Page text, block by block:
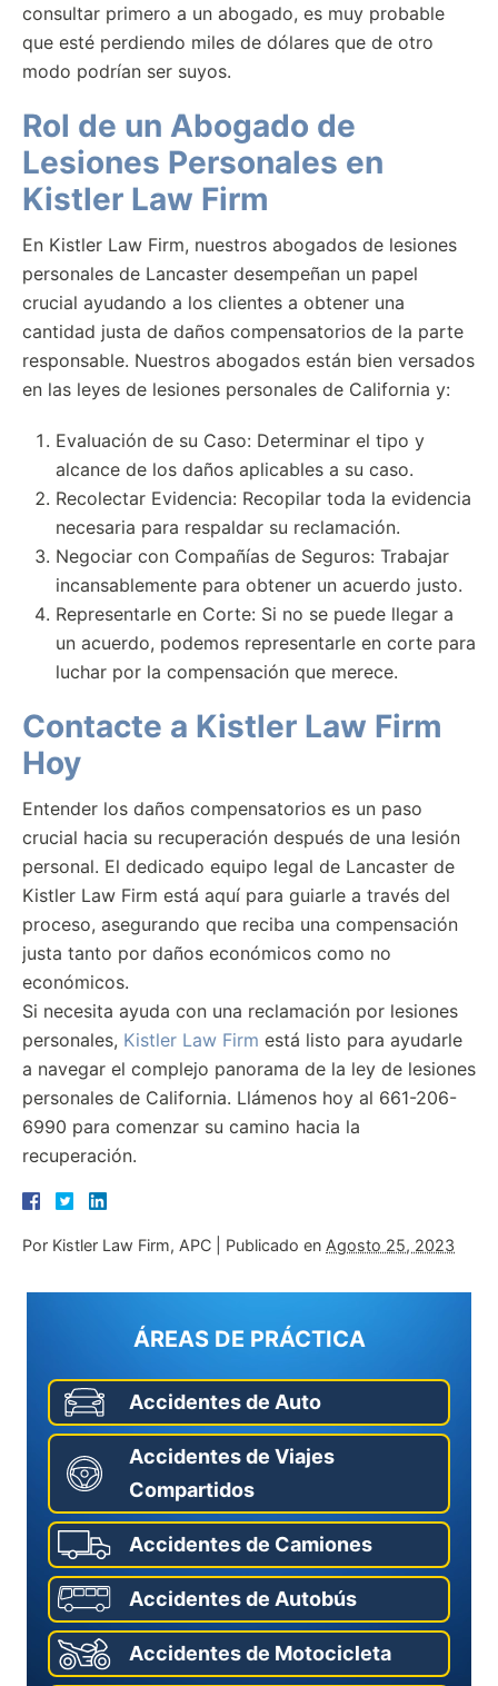
consultar primero a un abogado, es muy probable
que esté perdiendo miles de dólares que de otro
modo podrían ser suyos.
Rol de un Abogado de
Lesiones Personales en
Kistler Law Firm
En Kistler Law Firm, nuestros abogados de lesiones
personales de Lancaster desempeñan un papel
crucial ayudando a los clientes a obtener una
cantidad justa de daños compensatorios de la parte
responsable. Nuestros abogados están bien versados
en las leyes de lesiones personales de California y:
Evaluación de su Caso: Determinar el tipo y
alcance de los daños aplicables a su caso.
Recolectar Evidencia: Recopilar toda la evidencia
necesaria para respaldar su reclamación.
Negociar con Compañías de Seguros: Trabajar
incansablemente para obtener un acuerdo justo.
Representarle en Corte: Si no se puede llegar a
un acuerdo, podemos representarle en corte para
luchar por la compensación que merece.
Contacte a Kistler Law Firm
Hoy
Entender los daños compensatorios es un paso
crucial hacia su recuperación después de una lesión
personal. El dedicado equipo legal de Lancaster de
Kistler Law Firm está aquí para guiarle a través del
proceso, asegurando que reciba una compensación
justa tanto por daños económicos como no
económicos.
Si necesita ayuda con una reclamación por lesiones
personales, Kistler Law Firm está listo para ayudarle
a navegar el complejo panorama de la ley de lesiones
personales de California. Llámenos hoy al 661-206-
6990 para comenzar su camino hacia la
recuperación.
Por Kistler Law Firm, APC Publicado en Agosto 25, 2023
ÁREAS DE PRÁCTICA
Accidentes de Auto
Accidentes de Viajes
Compartidos
Accidentes de Camiones
Accidentes de Autobús
Accidentes de Motocicleta